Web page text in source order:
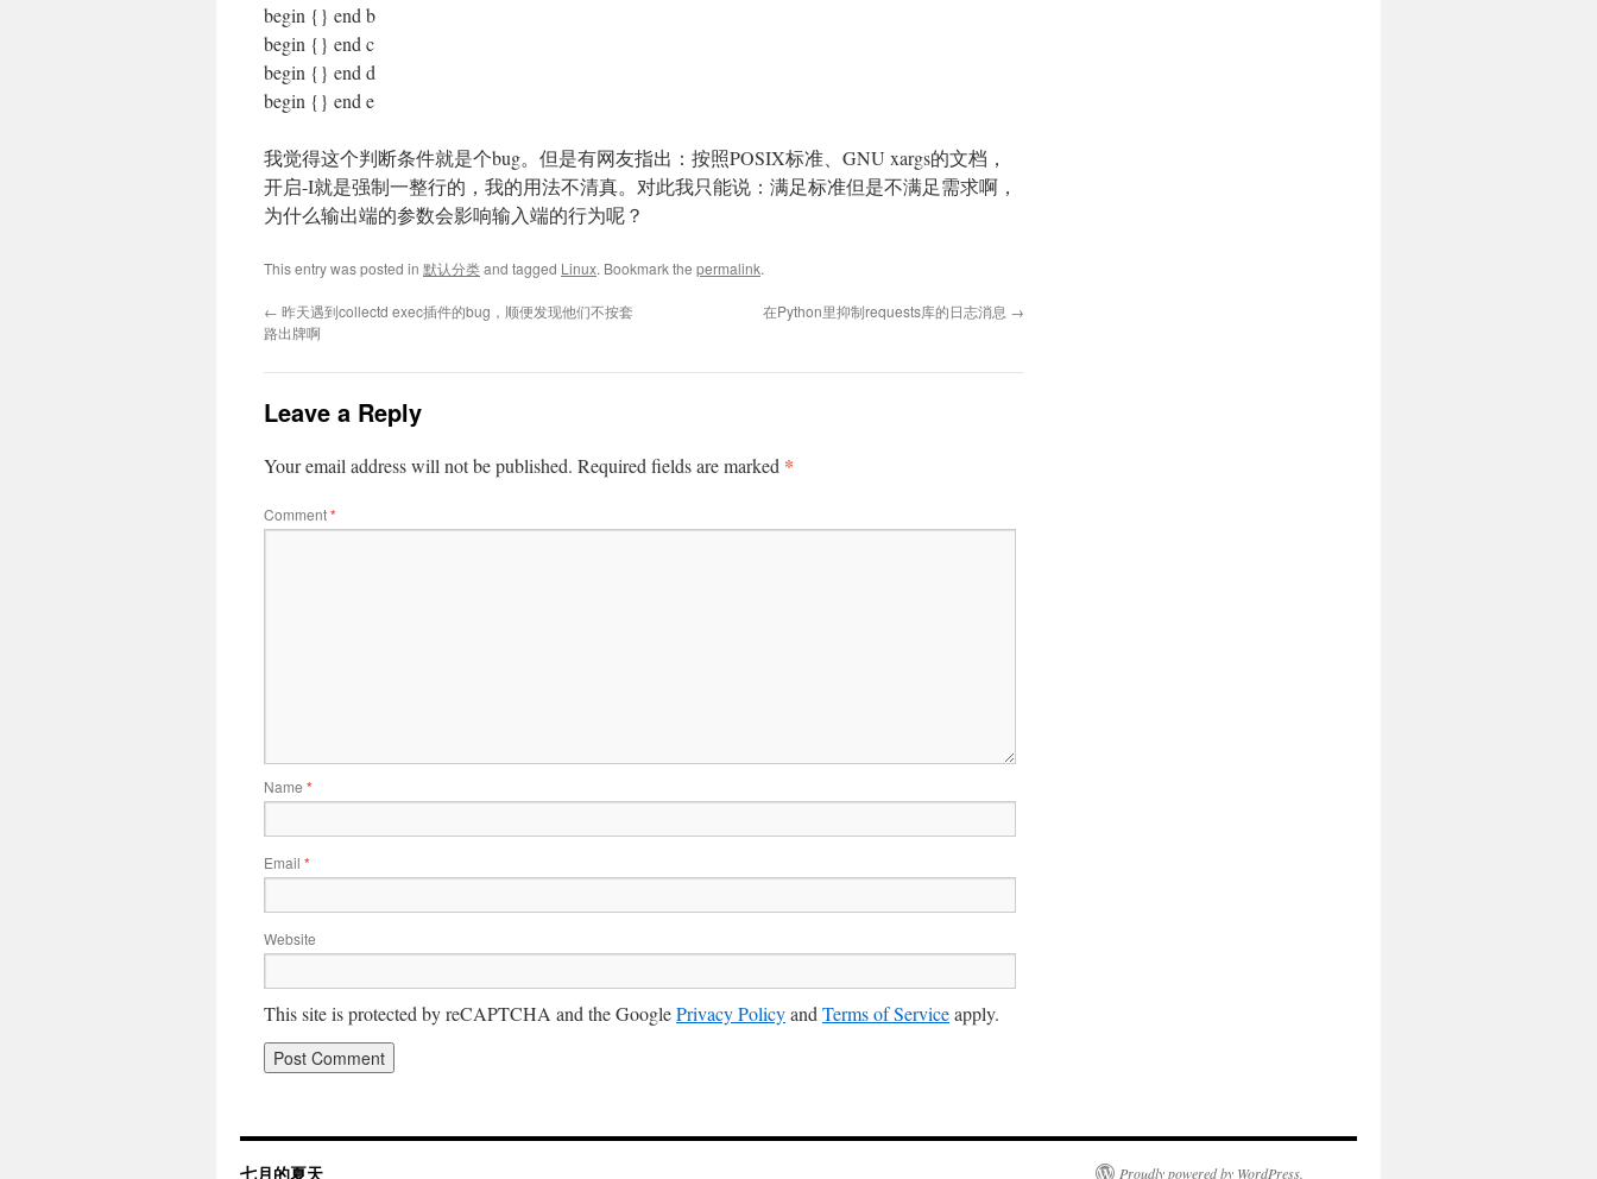
begin {} end b
begin {} end c
begin {} end d
begin {} end e
我觉得这个判断条件就是个bug。但是有网友指出：按照POSIX标准、GNU xargs的文档，
开启-I就是强制一整行的，我的用法不清真。对此我只能说：满足标准但是不满足需求啊，
为什么输出端的参数会影响输入端的行为呢？
This entry was posted in 默认分类and tagged Linux. Bookmark the permalink.
← 昨天遇到collectd exec插件的bug，顺便发现他们不按套
路出牌啊
在Python里抑制requests库的日志消息 →
Leave a Reply
Your email address will not be published. Required fields are marked *
Comment*
Name *
Email *
Website
This site is protected by reCAPTCHA and the GooglePrivacy Policyand Terms of Serviceapply.
七月的夏天 Proudly powered by WordPress.